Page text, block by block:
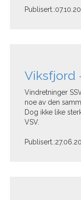
Viksfjord
Vindretninger
noe av den
Dog ikke like
VSV.